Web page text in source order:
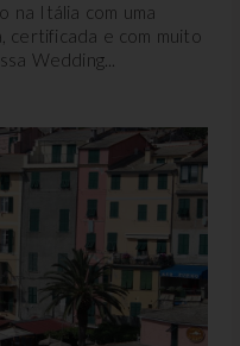
na Itália com uma
certificada e com muito
Wedding...